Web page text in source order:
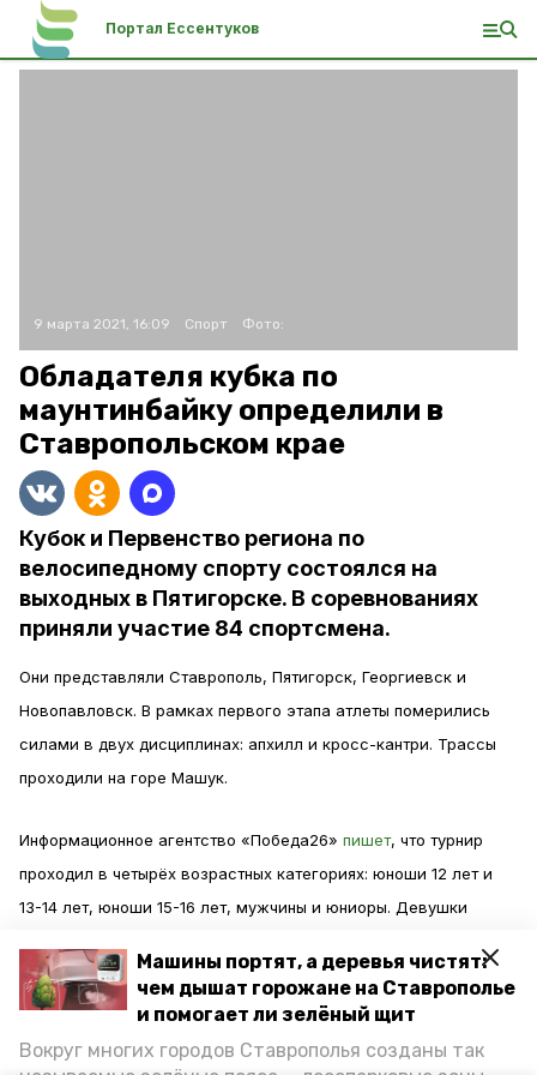
Машины портят, а деревья чистят:
чем дышат горожане на Ставрополье
и помогает ли зелёный щит
Вокруг многих городов Ставрополья созданы так
Портал Ессентуков
9 марта 2021, 16:09 Спорт Фото:
Обладателя кубка по
маунтинбайку определили в
Ставропольском крае
Кубок и Первенство региона по
велосипедному спорту состоялся на
выходных в Пятигорске. В соревнованиях
приняли участие 84 спортсмена.
Они представляли Ставрополь, Пятигорск, Георгиевск и
Новопавловск. В рамках первого этапа атлеты померились
силами в двух дисциплинах: апхилл и кросс-кантри. Трассы
проходили на горе Машук.
Информационное агентство «Победа26» пишет, что турнир
проходил в четырёх возрастных категориях: юноши 12 лет и
13-14 лет, юноши 15-16 лет, мужчины и юниоры. Девушки
Обладателем кубка в обеих дисциплинах стал пятигорский
4 Андрей Канивец. Среди девушек абсолютной